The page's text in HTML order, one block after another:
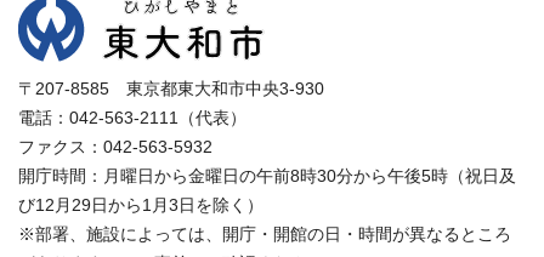
〒207-8585 東京都東大和市中央3-930
電話：042-563-2111（代表）
ファクス：042-563-5932
開庁時間：月曜日から金曜日の午前8時30分から午後5時（祝日及
び12月29日から1月3日を除く）
※部署、施設によっては、開庁・開館の日・時間が異なるところ